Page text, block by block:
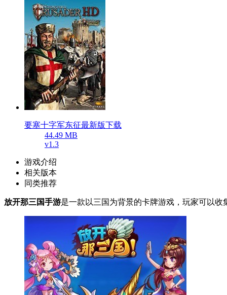
要塞十字军东征最新版下载
44.49 MB
v1.3
游戏介绍
相关版本
同类推荐
放开那三国手游是一款以三国为背景的卡牌游戏，玩家可以